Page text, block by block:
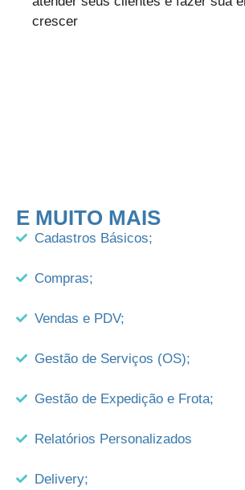
crescer
E MUITO MAIS
Cadastros Básicos;
Compras;
Vendas e PDV;
Gestão de Serviços (OS);
Gestão de Expedição e Frota;
Relatórios Personalizados
Delivery;